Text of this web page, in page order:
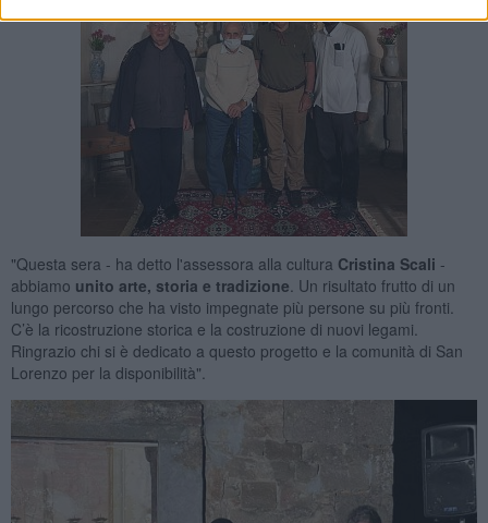
"Questa sera - ha detto l'assessora alla cultura Cristina Scali -
abbiamo unito arte, storia e tradizione. Un risultato frutto di un
lungo percorso che ha visto impegnate più persone su più fronti.
C’è la ricostruzione storica e la costruzione di nuovi legami.
Ringrazio chi si è dedicato a questo progetto e la comunità di San
Lorenzo per la disponibilità".